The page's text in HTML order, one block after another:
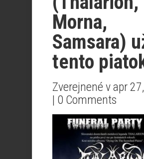
Morna,
Samsara)
tento
Zverejnené v apr
| 0 Comments